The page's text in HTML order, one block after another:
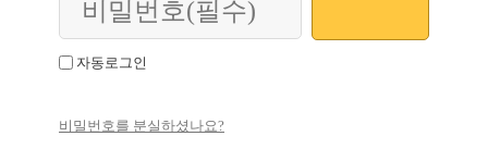
자동로그인
비밀번호를 분실하셨나요?